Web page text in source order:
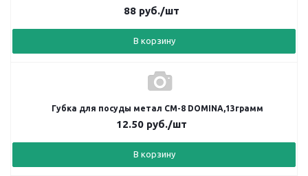
88 руб./шт
В корзину
Губка для посуды метал СМ-8 DOMINA,13грамм
12.50 руб./шт
В корзину